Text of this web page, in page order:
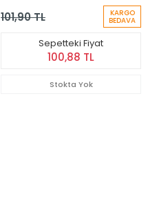
101,90 TL KARGO
BEDAVA
Sepetteki Fiyat
100,88 TL
Stokta Yok